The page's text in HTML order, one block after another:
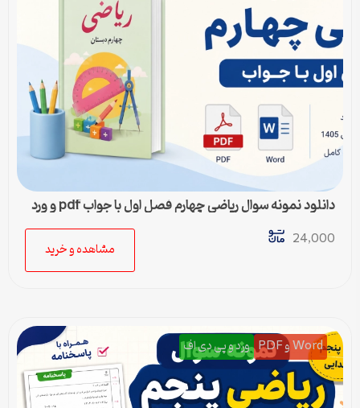
دانلود نمونه سوال ریاضی چهارم فصل اول با جواب pdf و ورد
24,000
مشاهده و خرید
Word و PDF ورد و پی دی اف